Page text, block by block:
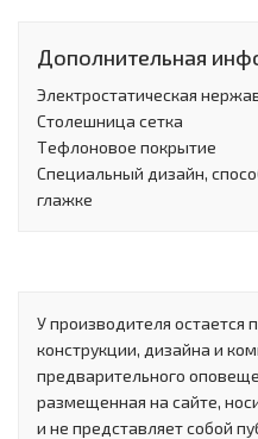
Дополнительная
Электростатическая
Столешница сетка
Tефлоновое покрытие
Специальный дизайн,
глажке
У производителя остается
конструкции, дизайна и
предварительного
размещенная на сайте,
и не представляет собой